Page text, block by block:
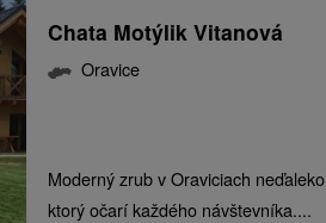
Chata Motýlik Vitanová
Oravice
Moderný zrub v Oraviciach
ktorý očarí každého návštevníka....